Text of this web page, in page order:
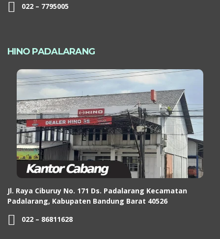
022 – 7795005
HINO PADALARANG
Jl. Raya Ciburuy No. 171 Ds. Padalarang Kecamatan
Padalarang, Kabupaten Bandung Barat 40526
022 – 86811628